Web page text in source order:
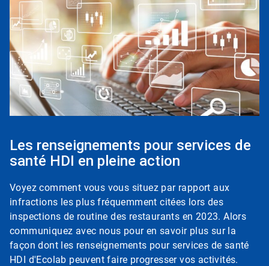
Les renseignements pour services de
santé HDI en pleine action
Voyez comment vous vous situez par rapport aux
infractions les plus fréquemment citées lors des
inspections de routine des restaurants en 2023. Alors
communiquez avec nous pour en savoir plus sur la
façon dont les renseignements pour services de santé
HDI d'Ecolab peuvent faire progresser vos activités.